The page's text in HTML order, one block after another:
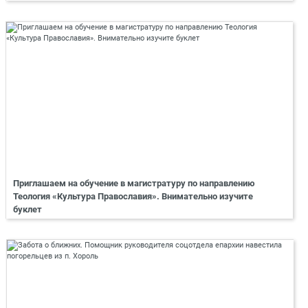
Приглашаем на обучение в магистратуру по направлению
Теология «Культура Православия». Внимательно изучите
буклет